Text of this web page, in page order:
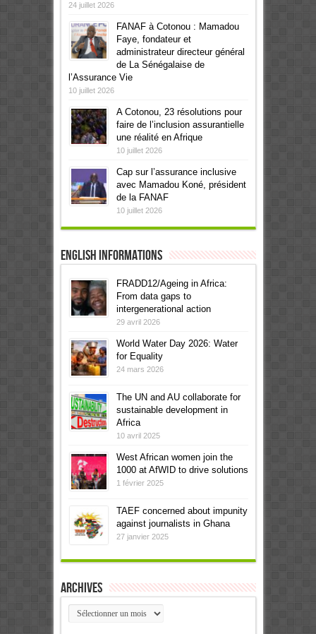
24 juillet 2026
FANAF à Cotonou : Mamadou
Faye, fondateur et
administrateur directeur général
de La Sénégalaise de
l’Assurance Vie
10 juillet 2026
A Cotonou, 23 résolutions pour
faire de l’inclusion assurantielle
une réalité en Afrique
10 juillet 2026
Cap sur l’assurance inclusive
avec Mamadou Koné, président
de la FANAF
10 juillet 2026
English informations
FRADD12/Ageing in Africa:
From data gaps to
intergenerational action
29 avril 2026
World Water Day 2026: Water
for Equality
24 mars 2026
The UN and AU collaborate for
sustainable development in
Africa
10 avril 2025
West African women join the
1000 at AfWID to drive solutions
1 février 2025
TAEF concerned about impunity
against journalists in Ghana
27 janvier 2025
Archives
Archives